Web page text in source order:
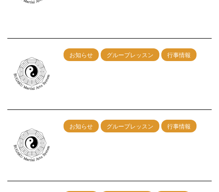
お知らせ グループレッスン 行事情報
お知らせ グループレッスン 行事情報